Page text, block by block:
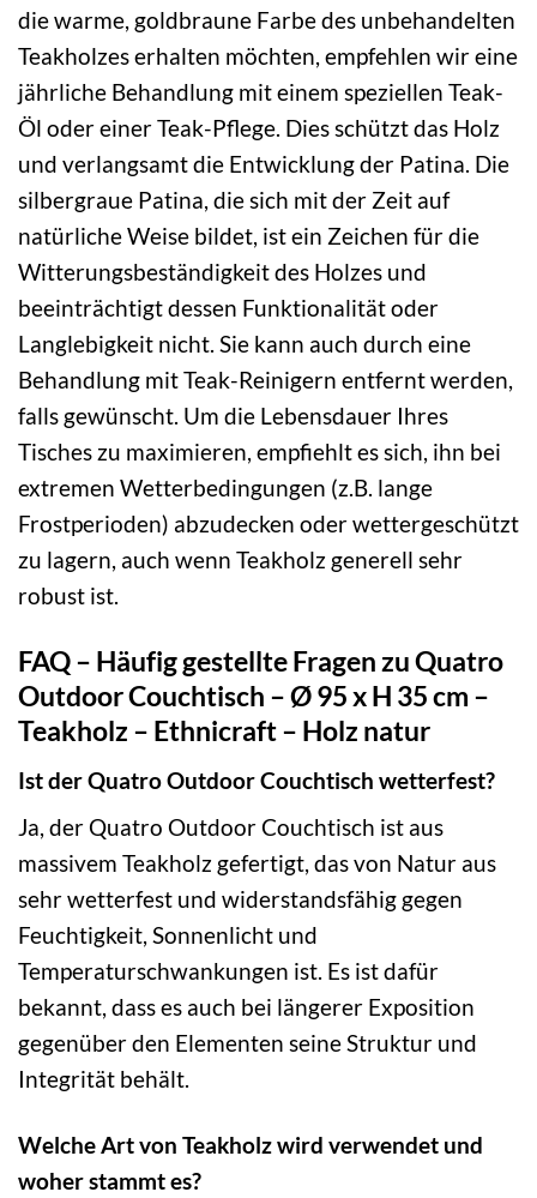
die warme, goldbraune Farbe des unbehandelten
Teakholzes erhalten möchten, empfehlen wir eine
jährliche Behandlung mit einem speziellen Teak-
Öl oder einer Teak-Pflege. Dies schützt das Holz
und verlangsamt die Entwicklung der Patina. Die
silbergraue Patina, die sich mit der Zeit auf
natürliche Weise bildet, ist ein Zeichen für die
Witterungsbeständigkeit des Holzes und
beeinträchtigt dessen Funktionalität oder
Langlebigkeit nicht. Sie kann auch durch eine
Behandlung mit Teak-Reinigern entfernt werden,
falls gewünscht. Um die Lebensdauer Ihres
Tisches zu maximieren, empfiehlt es sich, ihn bei
extremen Wetterbedingungen (z.B. lange
Frostperioden) abzudecken oder wettergeschützt
zu lagern, auch wenn Teakholz generell sehr
robust ist.
FAQ – Häufig gestellte Fragen zu Quatro
Outdoor Couchtisch – Ø 95 x H 35 cm –
Teakholz – Ethnicraft – Holz natur
Ist der Quatro Outdoor Couchtisch wetterfest?
Ja, der Quatro Outdoor Couchtisch ist aus
massivem Teakholz gefertigt, das von Natur aus
sehr wetterfest und widerstandsfähig gegen
Feuchtigkeit, Sonnenlicht und
Temperaturschwankungen ist. Es ist dafür
bekannt, dass es auch bei längerer Exposition
gegenüber den Elementen seine Struktur und
Integrität behält.
Welche Art von Teakholz wird verwendet und
woher stammt es?